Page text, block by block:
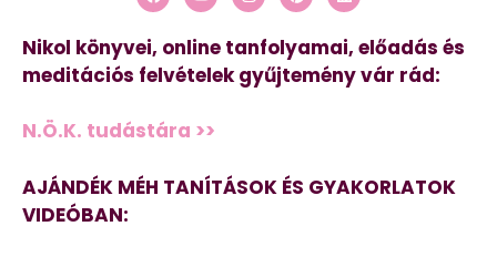
Nikol könyvei, online tanfolyamai, előadás és
meditációs felvételek gyűjtemény vár rád:
N.Ö.K. tudástára >>
AJÁNDÉK MÉH TANÍTÁSOK ÉS GYAKORLATOK
VIDEÓBAN: